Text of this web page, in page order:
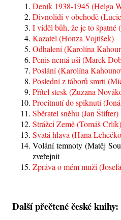
Deník 1938-1945 (Helga
Divnolidi v obchodě
I viděl bůh, že je to špatné
Kazatel (Honza Vojtíšek)
Odhalení (Karolína
Penis nemá uši (Marek
Poslání (Karolína
Poslední z táborů smrti
Přítel stesk (Zuzana
Procitnutí do spiknutí
Sběratel sněhu (Jan Štifter)
Strážci Země (Tomáš Crlík)
Svatá hlava (Hana
Volání temnoty (Matěj
zveřejnit
Zpráva o mém muži
Další přečtené české knihy: